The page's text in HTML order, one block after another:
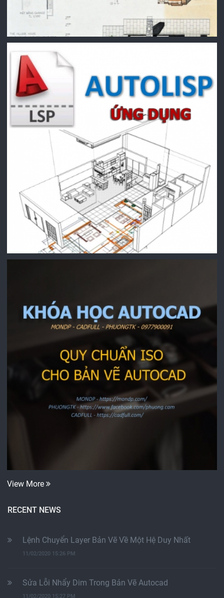
View More
RECENT NEWS
Lệnh Chuyển Layer Bản Vẽ Về Một Hệ Duy Nhất
11/02/2020 15:26 PM
Sửa Lỗi Nhẩy Dim Trong Bản Vẽ Autocad
11/02/2020 15:27 PM